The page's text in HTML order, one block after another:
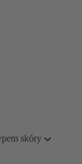
skóry